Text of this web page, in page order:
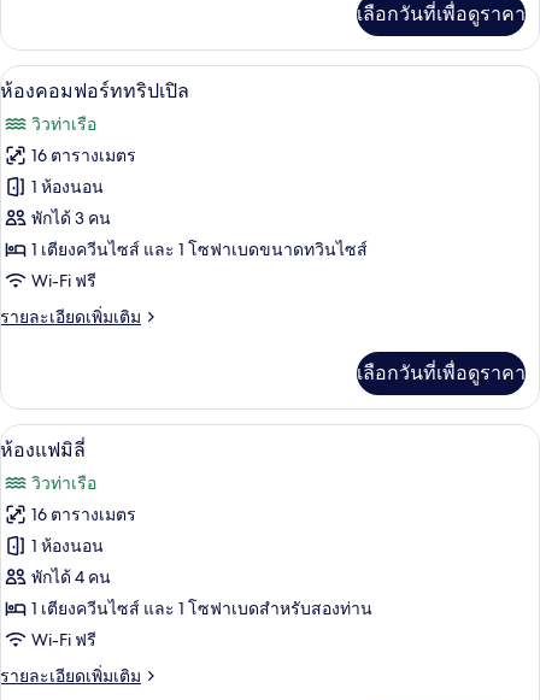
ท่าเรือ
เกี่ยว
กับ
ห้อง
สิ
กดับเบิล,
วิว
ท่าเรือ
เลือกวันที่เพื่อดูราคา
เปิด
ภาพถ่าย
ทั้งหมด
ของ
ห้อง
คอมฟอร์ท
ทริปเปิล
ห้องคอมฟอร์ททริปเปิล | ห้องเก็บเสียง
5
ห้องคอมฟอร์ททริปเปิล
วิวท่าเรือ
16 ตารางเมตร
1 ห้องนอน
พักได้ 3 คน
1 เตียงควีนไซส์ และ 1 โซฟาเบดขนาดทวินไซส์
Wi-Fi ฟรี
รายละเอียดเพิ่มเติม
ราย
เกี่ยว
กับ
ห้อง
ทริปเปิล
เลือกวันที่เพื่อดูราคา
เปิด
ภาพถ่าย
ทั้งหมด
ของ
ห้อง
แฟ
มิ
ลี่
ห้องแฟมิลี่ | ห้องเก็บเสียง, เปล/เตียงเ
4
ห้องแฟมิลี่
วิวท่าเรือ
16 ตารางเมตร
1 ห้องนอน
พักได้ 4 คน
1 เตียงควีนไซส์ และ 1 โซฟาเบดสำหรับสองท่าน
Wi-Fi ฟรี
รายละเอียดเพิ่มเติม
ราย